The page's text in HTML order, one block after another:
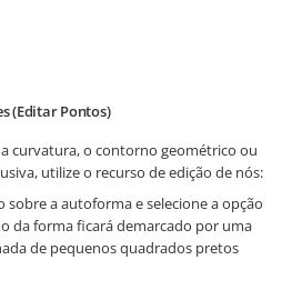
(Editar Pontos)
curvatura, o contorno geométrico ou
utilize o recurso de edição de nós:
a autoforma e selecione a opção
da forma ficará demarcado por uma
de pequenos quadrados pretos